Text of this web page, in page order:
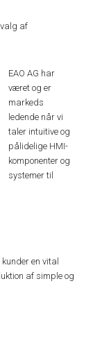
af
EAO AG har
været og er
markeds
ledende når vi
taler intuitive og
pålidelige HMI-
komponenter og
systemer til
en vital
af simple og